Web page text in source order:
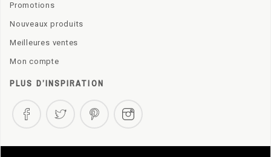
Promotions
Nouveaux produits
Meilleures ventes
Mon compte
PLUS D’INSPIRATION